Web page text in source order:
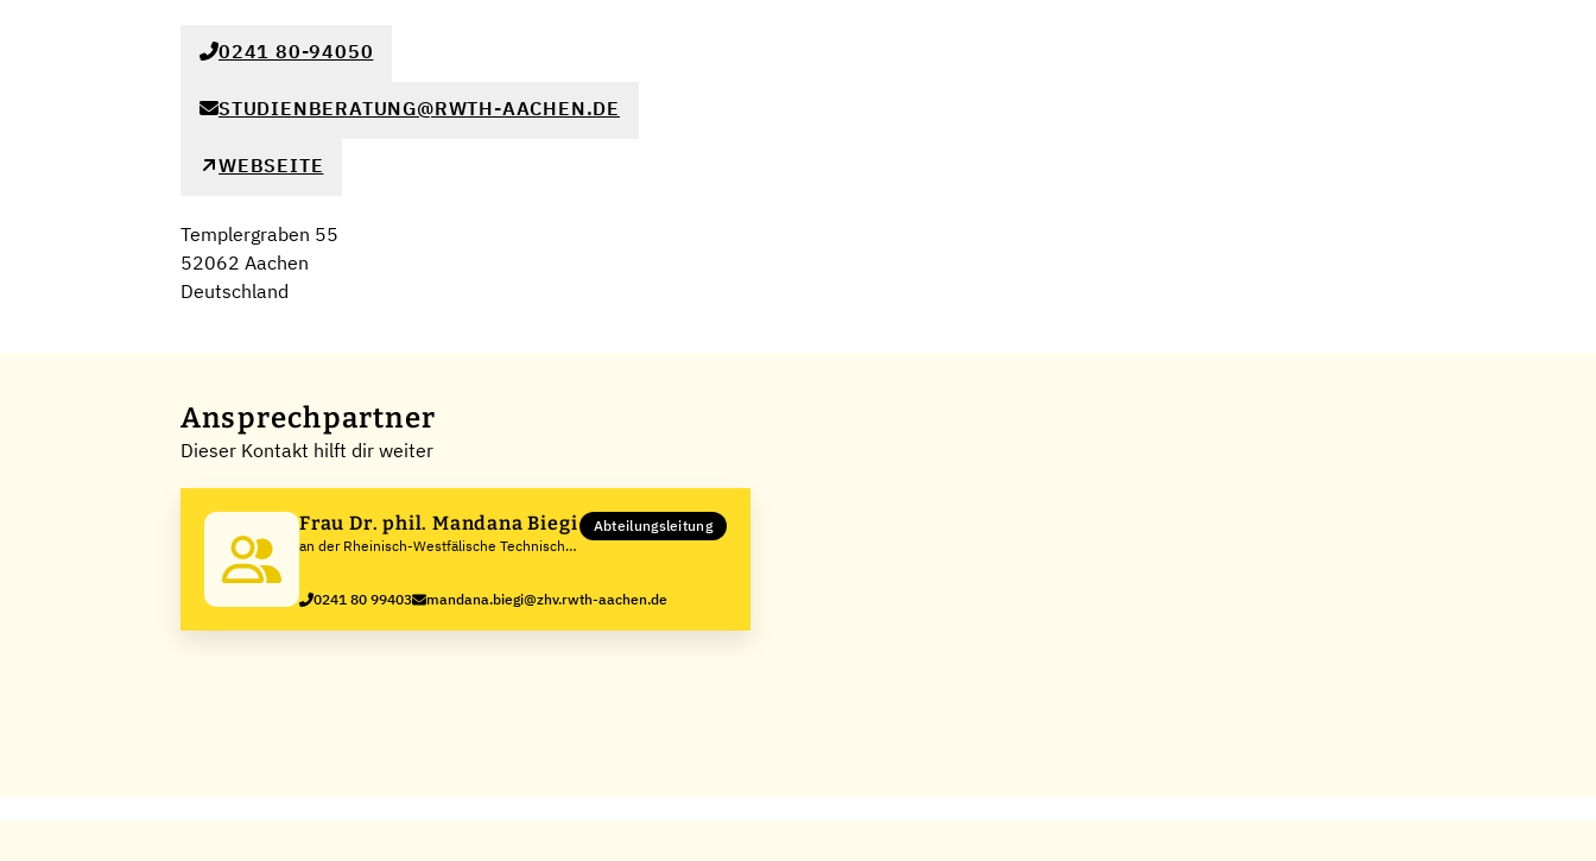
0241 80-94050
STUDIENBERATUNG@RWTH-AACHEN.DE
WEBSEITE
Templergraben 55
52062 Aachen
Deutschland
Ansprechpartner
Dieser Kontakt hilft dir weiter
Frau Dr. phil. Mandana Biegi
an der Rheinisch-Westfälische Technische
Abteilungsleitung
0241 80 99403 mandana.biegi@zhv.rwth-aachen.de